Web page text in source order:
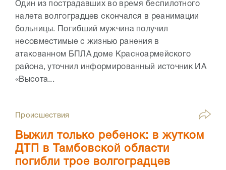
Один из пострадавших во время беспилотного
налета волгоградцев скончался в реанимации
больницы. Погибший мужчина получил
несовместимые с жизнью ранения в
атакованном БПЛА доме Красноармейского
района, уточнил информированный источник ИА
«Высота...
Происшествия
Выжил только ребенок: в жутком
ДТП в Тамбовской области
погибли трое волгоградцев